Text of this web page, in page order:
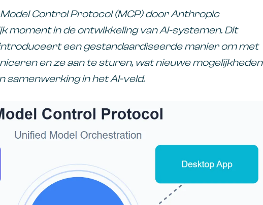
Control Protocol (MCP) door Anthropic
moment in de ontwikkeling van AI-systemen. Dit
een gestandaardiseerde manier om met
en ze aan te sturen, wat nieuwe mogelijkheden
samenwerking in het AI-veld.